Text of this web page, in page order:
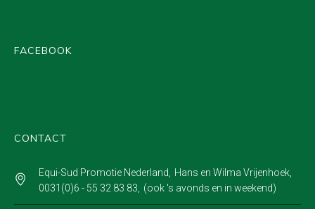
FACEBOOK
CONTACT
Equi-Sud Promotie Nederland
Hans en Wilma Vrijenhoek
0031(0)6 - 55 32 83 83
(ook 's avonds en in weekend)